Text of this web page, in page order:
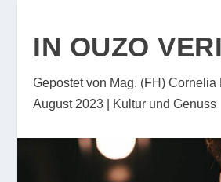
IN OUZO
Gepostet von Mag. (FH) Cornelia
August 2023
Kultur und Genuss